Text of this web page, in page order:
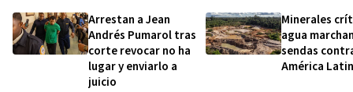
Arrestan a Jean
Andrés Pumarol tras
corte revocar no ha
lugar y enviarlo a
juicio
Minerales
agua
sendas
América